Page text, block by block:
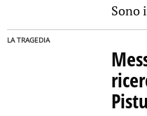
Sono
LA TRAGEDIA